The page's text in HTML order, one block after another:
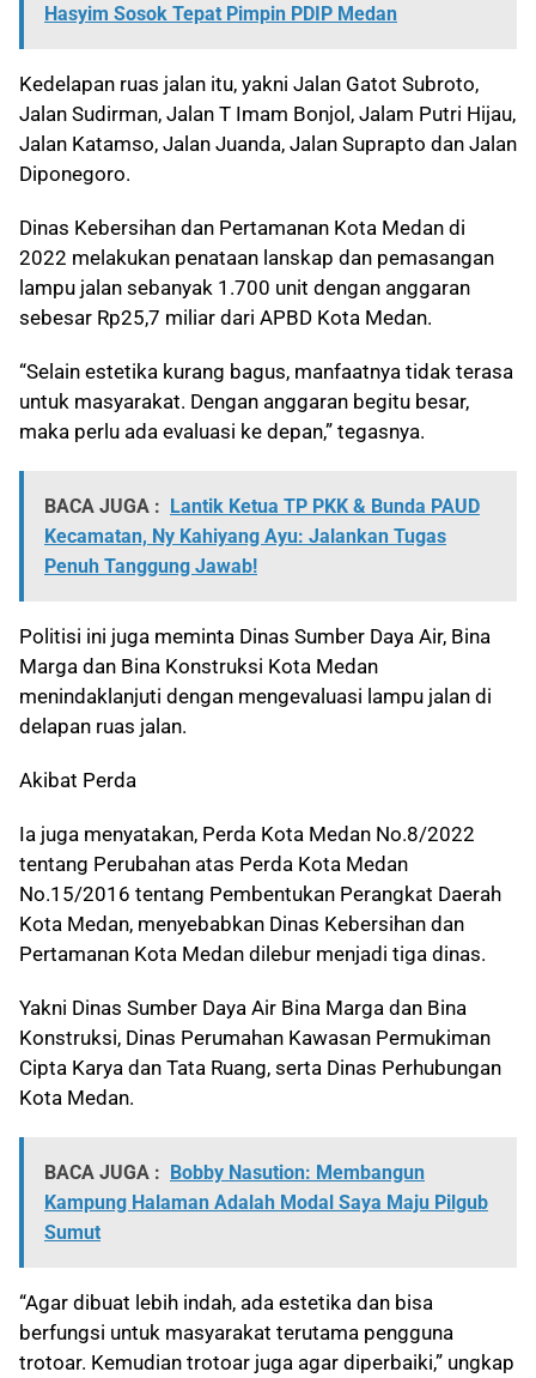
Hasyim Sosok Tepat Pimpin PDIP Medan
Kedelapan ruas jalan itu, yakni Jalan Gatot Subroto,
Jalan Sudirman, Jalan T Imam Bonjol, Jalam Putri Hijau,
Jalan Katamso, Jalan Juanda, Jalan Suprapto dan Jalan
Diponegoro.
Dinas Kebersihan dan Pertamanan Kota Medan di
2022 melakukan penataan lanskap dan pemasangan
lampu jalan sebanyak 1.700 unit dengan anggaran
sebesar Rp25,7 miliar dari APBD Kota Medan.
“Selain estetika kurang bagus, manfaatnya tidak terasa
untuk masyarakat. Dengan anggaran begitu besar,
maka perlu ada evaluasi ke depan,” tegasnya.
BACA JUGA : Lantik Ketua TP PKK & Bunda PAUD
Kecamatan, Ny Kahiyang Ayu: Jalankan Tugas
Penuh Tanggung Jawab!
Politisi ini juga meminta Dinas Sumber Daya Air, Bina
Marga dan Bina Konstruksi Kota Medan
menindaklanjuti dengan mengevaluasi lampu jalan di
delapan ruas jalan.
Akibat Perda
Ia juga menyatakan, Perda Kota Medan No.8/2022
tentang Perubahan atas Perda Kota Medan
No.15/2016 tentang Pembentukan Perangkat Daerah
Kota Medan, menyebabkan Dinas Kebersihan dan
Pertamanan Kota Medan dilebur menjadi tiga dinas.
Yakni Dinas Sumber Daya Air Bina Marga dan Bina
Konstruksi, Dinas Perumahan Kawasan Permukiman
Cipta Karya dan Tata Ruang, serta Dinas Perhubungan
Kota Medan.
BACA JUGA : Bobby Nasution: Membangun
Kampung Halaman Adalah Modal Saya Maju Pilgub
Sumut
“Agar dibuat lebih indah, ada estetika dan bisa
berfungsi untuk masyarakat terutama pengguna
trotoar. Kemudian trotoar juga agar diperbaiki,” ungkap